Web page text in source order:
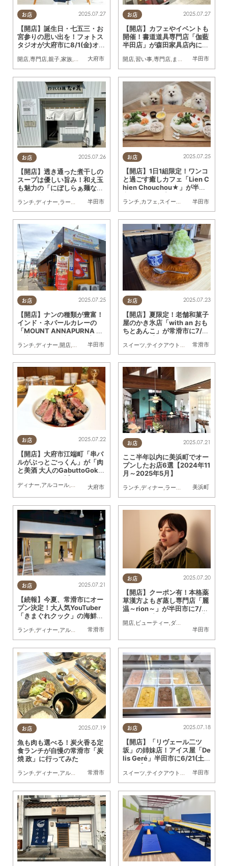
お店
大府市
2025.07.27
【開店】誕生日・七五三・お
宮参りの思い出を！フォトス
タジオが大府市に8/1(金)オー
開店,専門店,親子,家族,KURUTOHP
お店
半田市
2025.07.27
【開店】カフェやイベントも
開催！書道道具専門店「伽藍
半田店」が森田家具店内に7/
開店,習い事,専門店, まちネタ
お店
半田市
2025.07.26
【開店】透き通った煮干しの
スープは優しい旨み！和え玉
も魅力の「にぼしらぁ麺なの
プン
ランチ,ディナー,ラーメン 開店,まちネタ
お店
半田市
2025.07.25
【開店】1日1組限定！ワンコ
と過ごす癒しカフェ「Lien C
hien Chouchou★」が半田
ランチ,カフェ,スイーツ テイクアウト
お店
半田市
2025.07.25
【開店】ナンの種類が豊富！
インド・ネパールカレーの
「MOUNT ANNAPURNA 半
ランチ,ディナー,開店,専門店,まちネタ
お店
常滑市
2025.07.23
【開店】夏限定！老舗和菓子
屋のかき氷店「with an おも
ちとあんこ」が常滑市に7/19
スイーツ,テイクアウト ,開店
お店
大府市
2025.07.22
【開店】大府市江端町「串バ
ルがぶっとごっくん」が「肉
と美酒 大人のGabuttoGokk
un」として7/3(木)リニュー
アル
ディナー アルコール リニューアル カップル ,友人 ,KURUTOHP
お店
美浜町
2025.07.21
ここ半年以内に美浜町でオー
プンしたお店6選【2024年11
月～2025年5月】
ランチ,ディナー,ラーメン カフェ,開店
お店
常滑市
2025.07.21
【続報】今夏、常滑市にオー
プン決定！大人気YouTuber
「きまぐれクック」の海鮮テ
ランチ,ディナー,アルコール ,開店,まちネタ
お店
半田市
2025.07.20
【開店】クーポン有！本格薬
草漢方よもぎ蒸し専門店「麗
温～rion～」が半田市に7/31
開店, ビューティー,ダイエット
お店
常滑市
2025.07.19
魚も肉も選べる！炭火香る定
食ランチが自慢の常滑市「炭
焼 政」に行ってみた
ランチ,ディナー,アルコール ,まちネタ 行ってみたレポ
お店
半田市
2025.07.18
【開店】「リヴェール二ツ
坂」の姉妹店！アイス屋「De
lis Geré」半田市に6/21(土)
オープン
スイーツ テイクアウト 開店,専門店